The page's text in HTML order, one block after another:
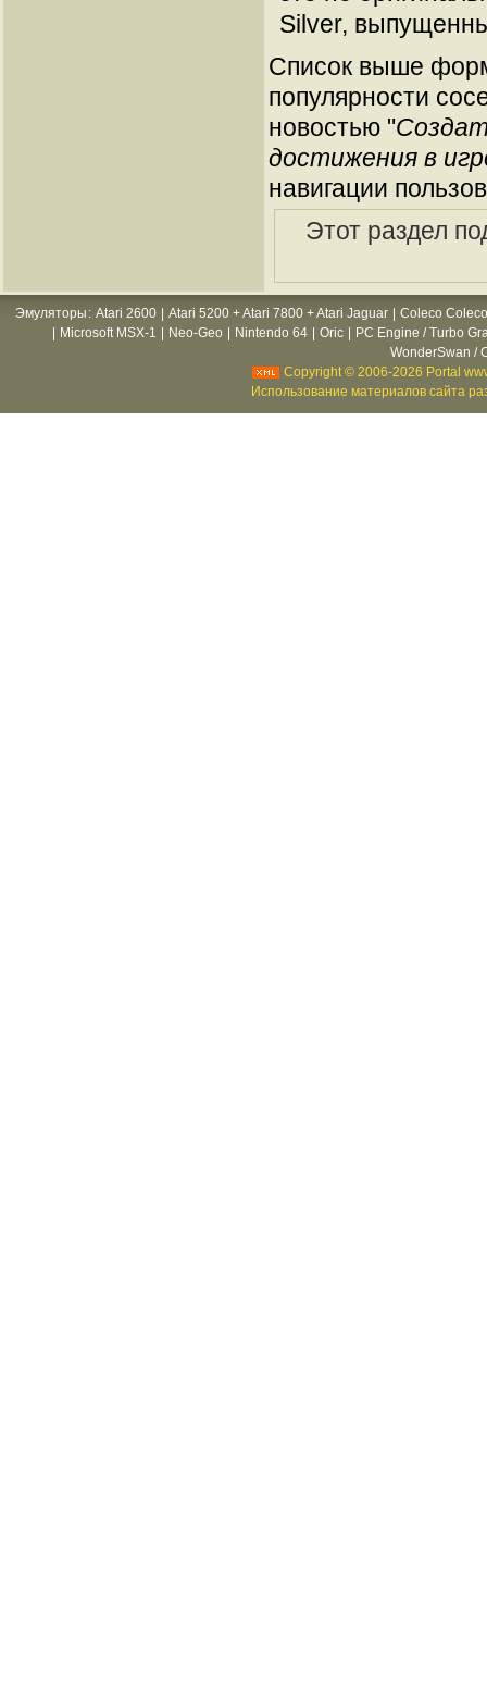
Silver,
Список выше
популярности
новостью "
достижения в
навигации
Этот раздел
Эмуляторы : Atari 2600 Atari 5200 + Atari 7800 + Atari Jaguar
Coleco
Microsoft MSX-1 Neo-Geo Nintendo 64 Oric
PC Engine / Turbo
WonderSwan /
Copyright © 2006-2026 Portal
Использование материалов сайта